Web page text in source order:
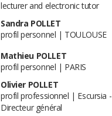
lecturer and electronic tutor
Sandra POLLET
profil personnel | TOULOUSE
Mathieu POLLET
profil personnel | PARIS
Olivier POLLET
profil professionnel | Escursia -
Directeur général